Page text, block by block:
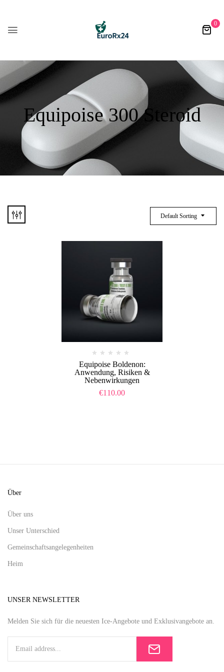
0
Equipoise 300 Steroid
Default Sorting
Equipoise Boldenon:
Anwendung, Risiken &
Nebenwirkungen
€110.00
Über
Über uns
Unser Unterschied
Gemeinschaftsangelegenheiten
Heim
UNSER NEWSLETTER
Melden Sie sich für die neuesten Ice-Angebote und Exklusivangebote an.